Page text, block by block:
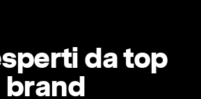
da top
brand